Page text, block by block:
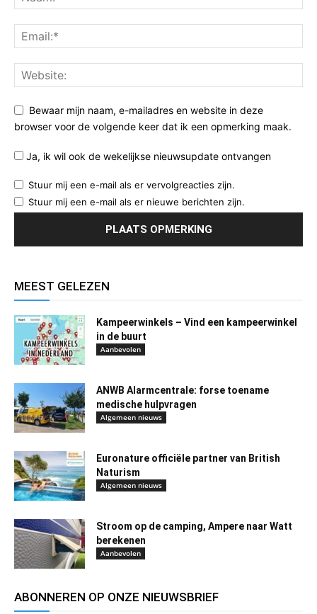
Bewaar mijn naam, e-mailadres en website in deze
browser voor de volgende keer dat ik een opmerking maak.
Ja, ik wil ook de wekelijkse nieuwsupdate ontvangen
Stuur mij een e-mail als er vervolgreacties zijn.
Stuur mij een e-mail als er nieuwe berichten zijn.
MEEST GELEZEN
Kampeerwinkels – Vind een kampeerwinkel
in de buurt
Aanbevolen
ANWB Alarmcentrale: forse toename
medische hulpvragen
Algemeen nieuws
Euronature officiële partner van British
Naturism
Algemeen nieuws
Stroom op de camping, Ampere naar Watt
berekenen
Aanbevolen
ABONNEREN OP ONZE NIEUWSBRIEF